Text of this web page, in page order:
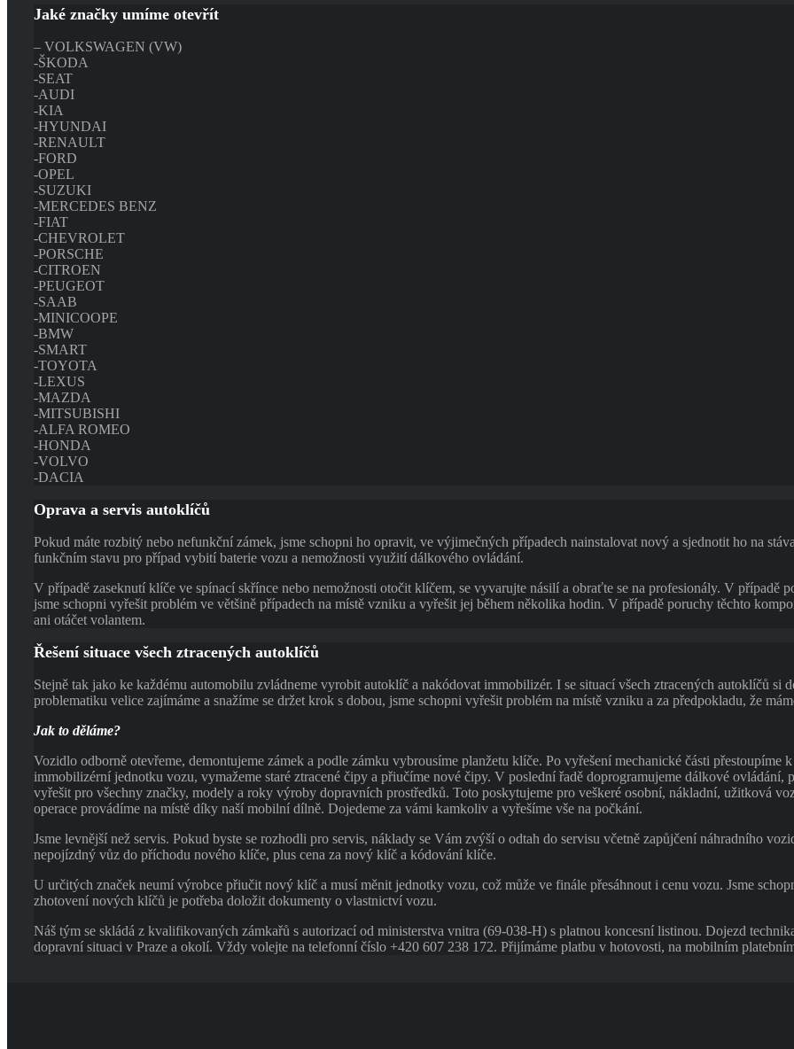
Jaké značky umíme otevřít
– VOLKSWAGEN (VW)
-ŠKODA
-SEAT
-AUDI
-KIA
-HYUNDAI
-RENAULT
-FORD
-OPEL
-SUZUKI
-MERCEDES BENZ
-FIAT
-CHEVROLET
-PORSCHE
-CITROEN
-PEUGEOT
-SAAB
-MINICOOPE
-BMW
-SMART
-TOYOTA
-LEXUS
-MAZDA
-MITSUBISHI
-ALFA ROMEO
-HONDA
-VOLVO
-DACIA
Oprava a servis autoklíčů
Pokud máte rozbitý nebo nefunkční zámek, jsme schopni ho opravit, ve výjimečných případech nainstalovat nový a sjednotit ho na
funkčním stavu pro případ vybití baterie vozu a nemožnosti využití dálkového ovládání.
V případě zaseknutí klíče ve spínací skřínce nebo nemožnosti otočit klíčem, se vyvarujte násilí a obraťte se na profesionály. V případě
jsme schopni vyřešit problém ve většině případech na místě vzniku a vyřešit jej během několika hodin. V případě poruchy těchto
ani otáčet volantem.
Řešení situace všech ztracených autoklíčů
Stejně tak jako ke každému automobilu zvládneme vyrobit autoklíč a nakódovat immobilizér. I se situací všech ztracených autoklíčů
problematiku velice zajímáme a snažíme se držet krok s dobou, jsme schopni vyřešit problém na místě vzniku a za předpokladu, že
Jak to děláme?
Vozidlo odborně otevřeme, demontujeme zámek a podle zámku vybrousíme planžetu klíče. Po vyřešení mechanické části
immobilizérní jednotku vozu, vymažeme staré ztracené čipy a přiučíme nové čipy. V poslední řadě doprogramujeme dálkové
vyřešit pro všechny značky, modely a roky výroby dopravních prostředků. Toto poskytujeme pro veškeré osobní, nákladní, užitková
operace provádíme na místě díky naší mobilní dílně. Dojedeme za vámi kamkoliv a vyřešíme vše na počkání.
Jsme levnější než servis. Pokud byste se rozhodli pro servis, náklady se Vám zvýší o odtah do servisu včetně zapůjčení náhradního
nepojízdný vůz do příchodu nového klíče, plus cena za nový klíč a kódování klíče.
U určitých značek neumí výrobce přiučit nový klíč a musí měnit jednotky vozu, což může ve finále přesáhnout i cenu vozu. Jsme
zhotovení nových klíčů je potřeba doložit dokumenty o vlastnictví vozu.
Náš tým se skládá z kvalifikovaných zámkařů s autorizací od ministerstva vnitra (69-038-H) s platnou koncesní listinou. Dojezd
dopravní situaci v Praze a okolí. Vždy volejte na telefonní číslo +420 607 238 172. Přijímáme platbu v hotovosti, na mobilním